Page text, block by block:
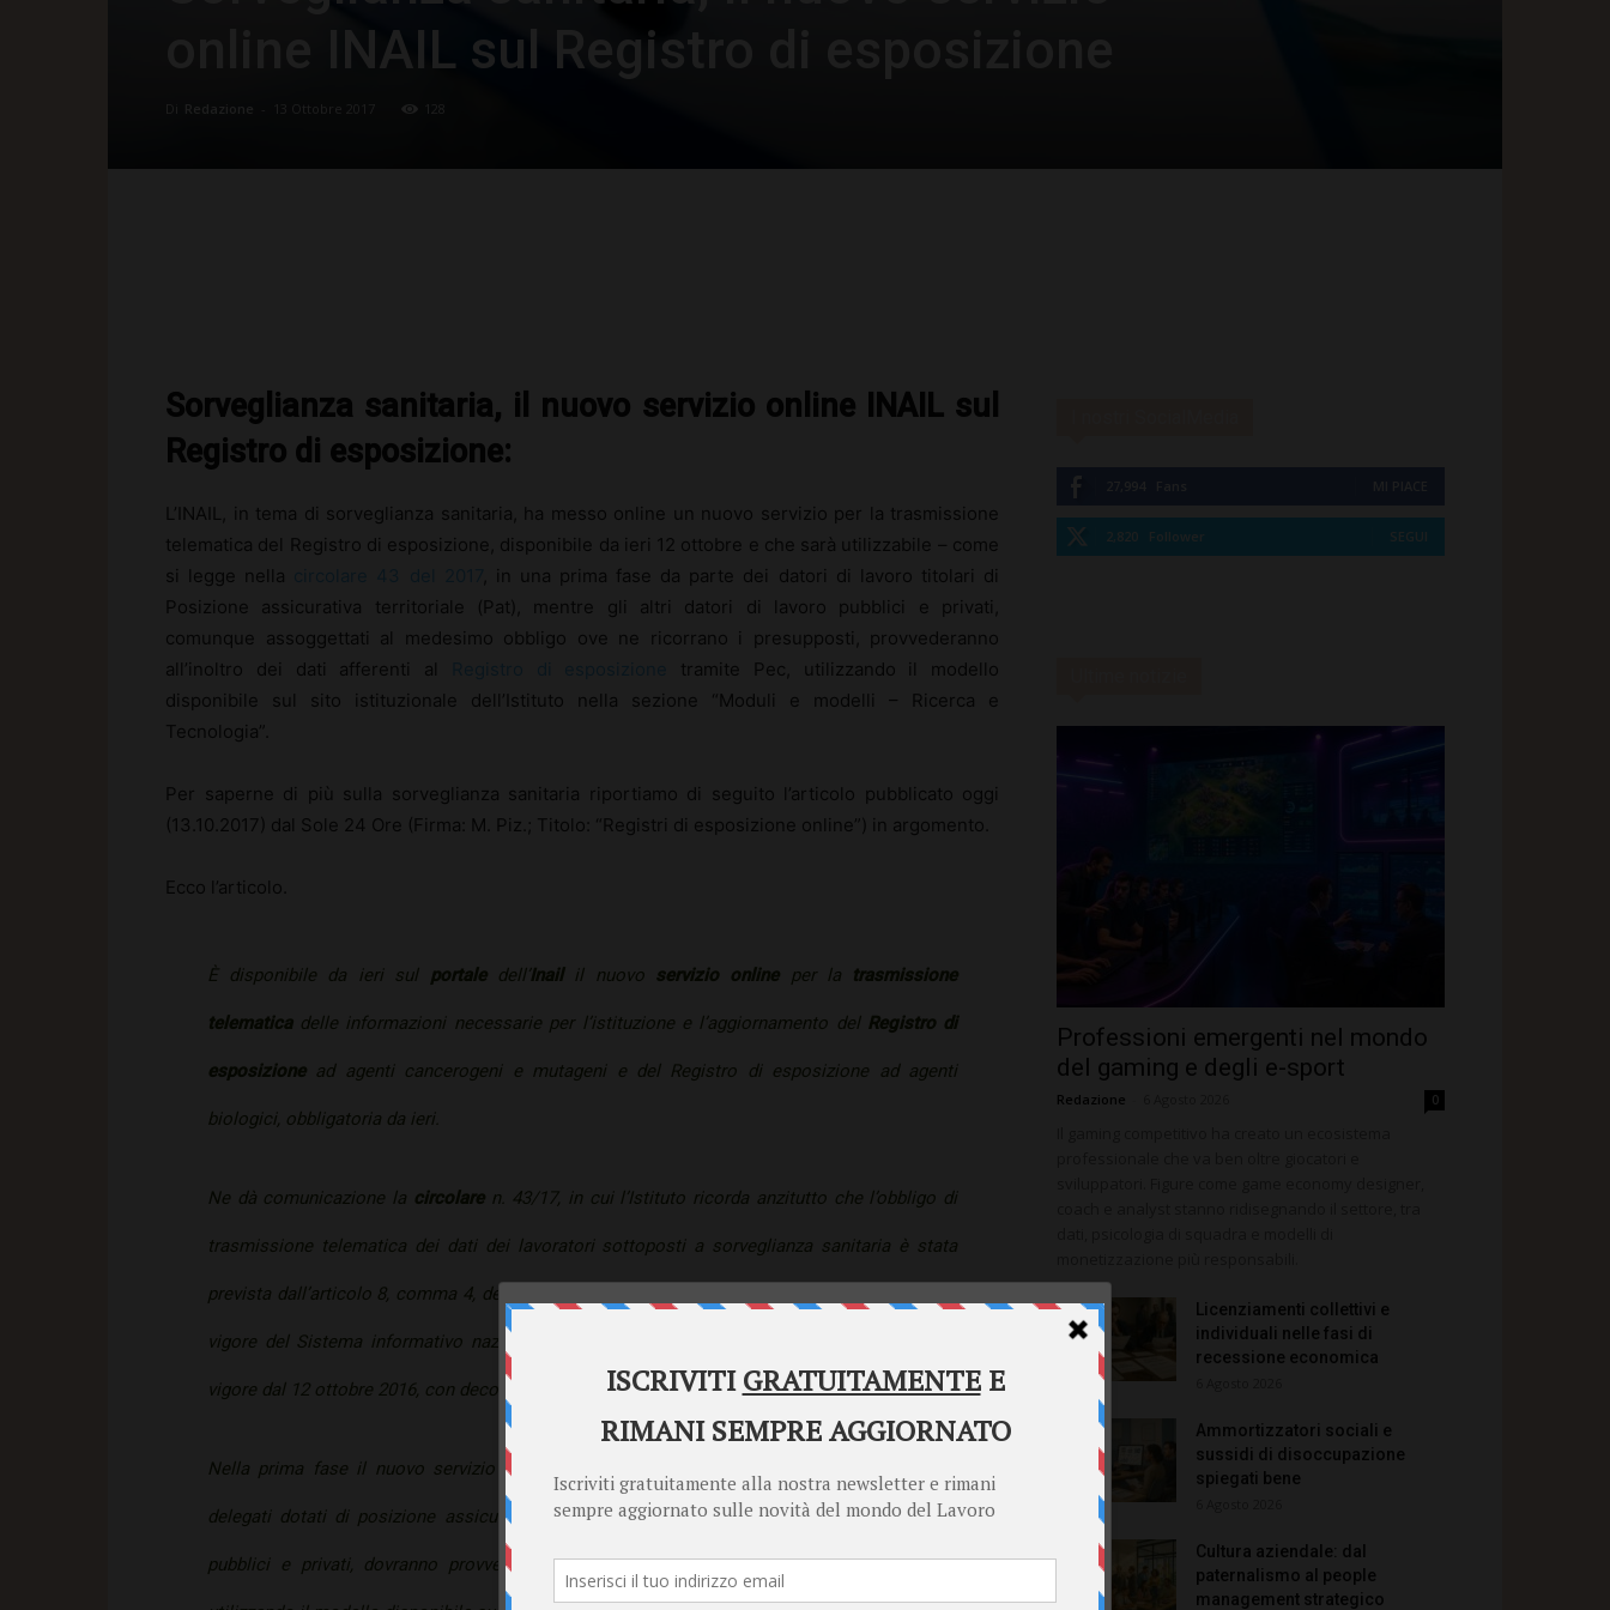
online INAIL sul Registro di esposizione
Sorveglianza sanitaria, il nuovo servizio online INAIL sul
Registro di esposizione:
L’INAIL, in tema di sorveglianza sanitaria, ha messo online un nuovo servizio per la trasmissione
telematica del Registro di esposizione, disponibile da ieri 12 ottobre e che sarà utilizzabile – come
si legge nella
, in una prima fase da parte dei datori di lavoro titolari di
Posizione assicurativa territoriale (Pat), mentre gli altri datori di lavoro pubblici e privati,
comunque assoggettati al medesimo obbligo ove ne ricorrano i presupposti, provvederanno
all’inoltro dei dati afferenti al
tramite Pec, utilizzando il modello
disponibile sul sito istituzionale dell’Istituto nella sezione “Moduli e modelli – Ricerca e
Tecnologia”.
Per saperne di più sulla sorveglianza sanitaria riportiamo di seguito l’articolo pubblicato oggi
(13.10.2017) dal Sole 24 Ore (Firma: M. Piz.; Titolo: “Registri di esposizione online”) in argomento.
Ecco l’articolo.
È disponibile da ieri sul portaledell’Inailil nuovo servizio onlineper la trasmissione
telematica delle informazioni necessarie per l’istituzione e l’aggiornamento del Registro di
esposizione ad agenti cancerogeni e mutageni e del Registro di esposizione ad agenti
biologici, obbligatoria da ieri.
Ne dà comunicazione la circolaren. 43/17, in cui l’Istituto ricorda anzitutto che l’obbligo di
trasmissione telematica dei dati dei lavoratori sottoposti a sorveglianza sanitaria è stata
prevista dall’articolo 8, comma 4, del dlgs 81/08 e successive modificazioni dopo l’entrata in
vigore del Sistema informativo nazionale per le prevenzione nei luoghi di lavoro (Sinp), in
vigore dal 12 ottobre 2016, con decorrenza differita al 12 ottobre 2017.
Nella prima fase il nuovo servizio sarà disponibile soltanto per i datori di lavoro o loro
delegati dotati di posizione assicurativa territoriale (Pat), mentre gli altri datori di lavoro,
pubblici e privati, dovranno provvedere inviando i dati relativi ai lavoratori tramite pec,
2,820 Follower SEGUI
Professioni emergenti nel mondo
del gaming e degli e-sport
Redazione 0
Licenziamenti collettivi e
individuali nelle fasi di
recessione economica
Ammortizzatori sociali e
sussidi di disoccupazione
spiegati bene
Cultura aziendale: dal
paternalismo al people
management strategico
Diritto Lavoro asks for your consent to use your
personal data for the following purposes:
Personalised advertising and content, advertising and content
Store and/or access information on a device
Learn more
Your personal data will be processed and information from your device